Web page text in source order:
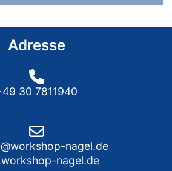
Adresse
30 7811940
nagel.de
nagel.de